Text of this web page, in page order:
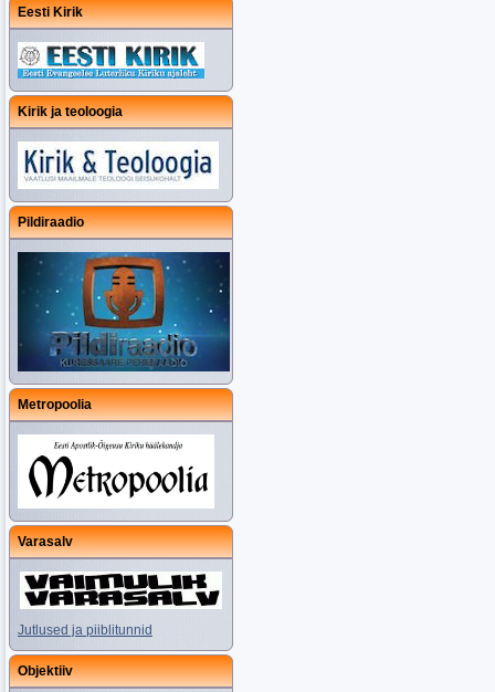
Eesti Kirik
Kirik ja teoloogia
Pildiraadio
Metropoolia
Varasalv
Jutlused ja piiblitunnid
Objektiiv